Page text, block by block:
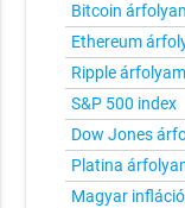
Bitcoin
Ethereum
Ripple árfolyam
S&P 500 index
Dow Jones
Platina
Magyar infláció